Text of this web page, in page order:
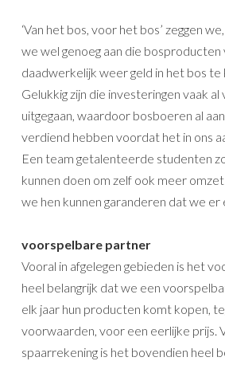
‘Van het bos, voor het bos’ zeggen
we wel genoeg aan die
daadwerkelijk weer geld in het bos te
Gelukkig zijn die investeringen vaak
uitgegaan, waardoor bosboeren al
verdiend hebben voordat het in ons
Een team getalenteerde studenten
kunnen doen om zelf ook meer
we hen kunnen garanderen dat we er
voorspelbare partner
Vooral in afgelegen gebieden is het
heel belangrijk dat we een
elk jaar hun producten komt kopen,
voorwaarden, voor een eerlijke prijs.
spaarrekening is het bovendien heel